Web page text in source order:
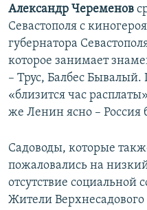
Александр Череменов
Севастополя с
губернатора
которое занимает
– Трус, Балбес
«близится час
же Ленин ясно – Россия
Садоводы, которые
пожаловались на
отсутствие социальной
Жители Верхнесадового